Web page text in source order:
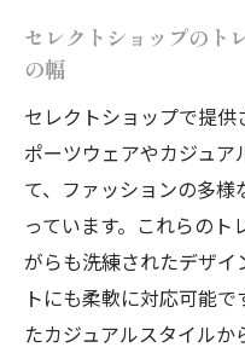
セレクトショ
トレーナー選
ョンの可能性
セレクトショ
功例
セレクトショップ
なトレーナー
ユニークなデ
セレクトショップのト
の幅
セレクトショップで提
ポーツウェアやカジュ
て、ファッションの多
っています。これらの
がらも洗練されたデザイ
トにも柔軟に対応可能
たカジュアルスタイル